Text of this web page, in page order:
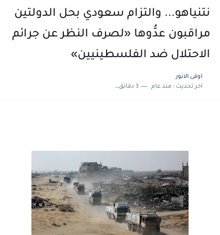
نتنياهو... والتزام سعودي بحل الدولتين
مراقبون عدُّوها «لصرف النظر عن جرائم
الاحتلال ضد الفلسطينيين»
اوفى الانور
اخر تحديث :منذ عام 3 دقائق للقراءة